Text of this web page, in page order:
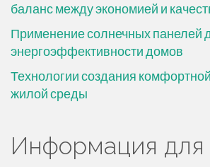
баланс между экономией и
Применение солнечных панелей
энергоэффективности домов
Технологии создания
жилой среды
Информация для